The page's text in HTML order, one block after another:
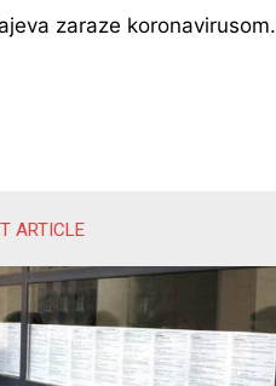
zaraze koronavirusom.
ARTICLE